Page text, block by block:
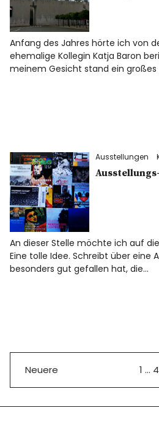
Anfang des Jahres hörte ich von
ehemalige Kollegin Katja Baron
meinem Gesicht stand ein großes
Ausstellungen
An dieser Stelle möchte ich auf
Eine tolle Idee. Schreibt über eine
besonders gut gefallen hat, die…
Neuere 1 … 4